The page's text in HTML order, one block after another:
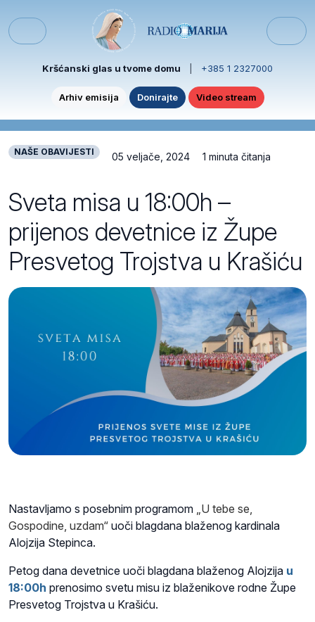
Menu
Kršćanski glas u tvome domu +385 1 2327000
Arhiv emisija Donirajte Video stream
NAŠE OBAVIJESTI 05 veljače, 2024 1 minuta čitanja
Sveta misa u 18:00h –
prijenos devetnice iz Župe
Presvetog Trojstva u Krašiću
Nastavljamo s posebnim programom „U tebe se,
Gospodine, uzdam“ uoči blagdana blaženog kardinala
Alojzija Stepinca.
Petog dana devetnice uoči blagdana blaženog Alojzija u
18:00h prenosimo svetu misu iz blaženikove rodne Župe
Presvetog Trojstva u Krašiću.